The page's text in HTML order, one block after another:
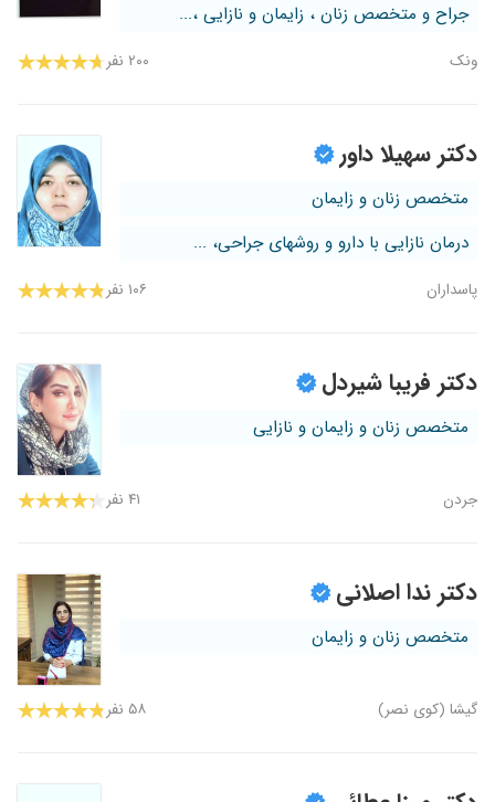
جراح و متخصص زنان ، زایمان و نازایی ،...
ونک ۲۰۰ نفر
دکتر سهیلا داور
متخصص زنان و زایمان
درمان نازایی با دارو و روشهای جراحی، ...
پاسداران ۱۰۶ نفر
دکتر فریبا شیردل
متخصص زنان و زایمان و نازایی
جردن ۴۱ نفر
دکتر ندا اصلانی
متخصص زنان و زایمان
گیشا (کوی نصر) ۵۸ نفر